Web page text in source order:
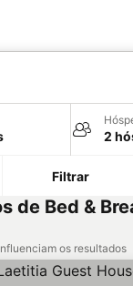
2
Filtrar
de Bed &
os resultados